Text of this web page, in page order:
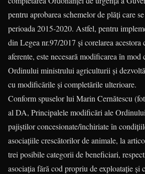
pentru aprobarea schemelor de plăţi care
perioada 2015-2020. Astfel, pentru
din Legea nr.97/2017 și corelarea aces­tora
aferente, este necesară modi­ficarea în mod
Ordinului ministrului agriculturii și
cu modificările și completările ulterioare.
Conform spuselor lui Marin Cernătescu
al DA, Principalele modificări ale
pajiș­tilor concesio­nate/în­chi­riate în
asociațiile crescă­torilor de animale, la
trei posibile categorii de beneficiari,
asociația fără cod propriu de exploatație și